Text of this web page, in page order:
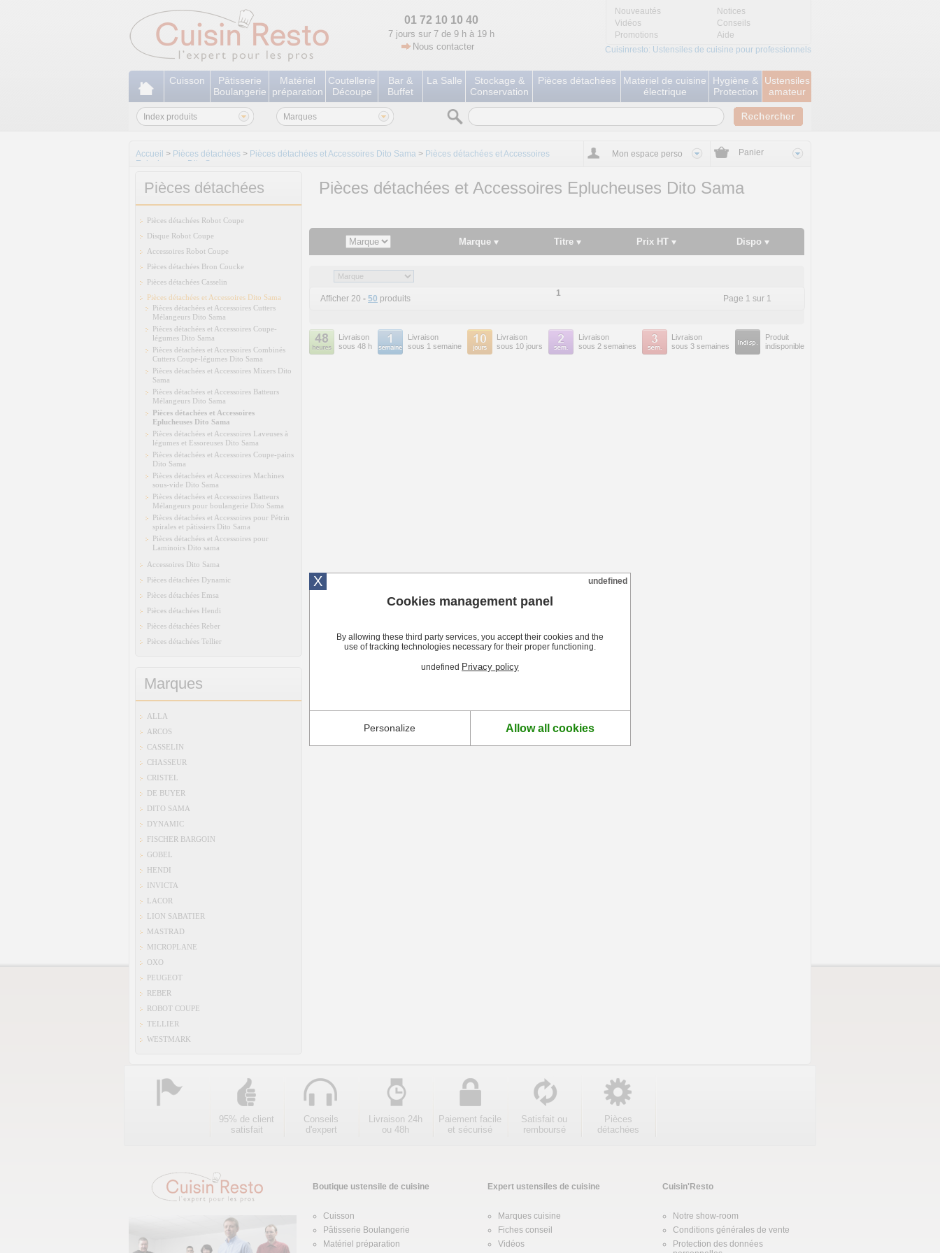
01 72 10 10 40
7 jours sur 7 de 9 h à 19 h
Nous contacter
Nouveautés
Notices
Vidéos
Conseils
Promotions
Aide
Cuisinresto: Ustensiles de cuisine pour professionnels
Cuisson
Pâtisserie
Boulangerie
Matériel
préparation
Coutellerie
Découpe
Bar &
Buffet
La Salle
Stockage &
Conservation
Pièces détachées
Matériel de cuisine
électrique
Hygiène &
Protection
Ustensiles
amateur
Marques
Index produits
Accueil > Pièces détachées > Pièces détachées et Accessoires Dito Sama > Pièces détachées et Accessoires
Eplucheuses Dito Sama
Mon espace perso Panier
Pièces détachées
Pièces détachées Robot Coupe
Disque Robot Coupe
Accessoires Robot Coupe
Pièces détachées Bron Coucke
Pièces détachées Casselin
Pièces détachées et Accessoires Dito Sama
Pièces détachées et Accessoires Cutters
Mélangeurs Dito Sama
Pièces détachées et Accessoires Coupe-
légumes Dito Sama
Pièces détachées et Accessoires Combinés
Cutters Coupe-légumes Dito Sama
Pièces détachées et Accessoires Mixers Dito
Sama
Pièces détachées et Accessoires Batteurs
Mélangeurs Dito Sama
Pièces détachées et Accessoires
Eplucheuses Dito Sama
Pièces détachées et Accessoires Laveuses à
légumes et Essoreuses Dito Sama
Pièces détachées et Accessoires Coupe-pains
Dito Sama
Pièces détachées et Accessoires Machines
sous-vide Dito Sama
Pièces détachées et Accessoires Batteurs
Mélangeurs pour boulangerie Dito Sama
Pièces détachées et Accessoires pour Pétrin
spirales et pâtissiers Dito Sama
Pièces détachées et Accessoires pour
Laminoirs Dito sama
Accessoires Dito Sama
Pièces détachées Dynamic
Pièces détachées Emsa
Pièces détachées Hendi
Pièces détachées Reber
Pièces détachées Tellier
Marques
ALLA
ARCOS
CASSELIN
CHASSEUR
CRISTEL
DE BUYER
DITO SAMA
DYNAMIC
FISCHER BARGOIN
GOBEL
HENDI
INVICTA
LACOR
LION SABATIER
MASTRAD
MICROPLANE
OXO
PEUGEOT
REBER
ROBOT COUPE
TELLIER
WESTMARK
Pièces détachées et Accessoires Eplucheuses Dito Sama
Marque Titre Prix HT Dispo
Afficher 20 - 50 produits
1
Page 1 sur 1
Livraison
sous 48 h
Livraison
sous 1 semaine
Livraison
sous 10 jours
Livraison
sous 2 semaines
Livraison
sous 3 semaines
Produit
indisponible
95% de client
satisfait
Conseils
d'expert
Livraison 24h
ou 48h
Paiement facile
et sécurisé
Satisfait ou
remboursé
Pièces
détachées
Boutique ustensile de cuisine
Cuisson
Pâtisserie Boulangerie
Matériel préparation
Expert ustensiles de cuisine
Marques cuisine
Fiches conseil
Vidéos
Cuisin'Resto
Notre show-room
Conditions générales de vente
Protection des données
X undefined
Cookies management panel
By allowing these third party services, you accept their cookies and the
use of tracking technologies necessary for their proper functioning.
undefined Privacy policy
Personalize Allow all cookies